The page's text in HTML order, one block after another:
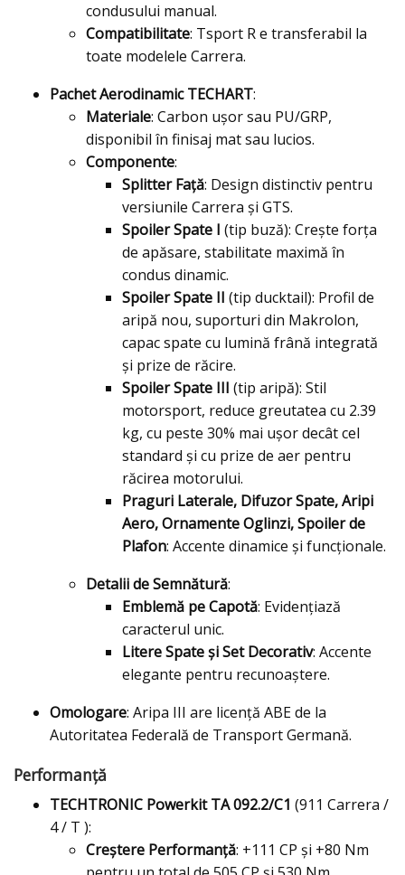
condusului manual.
Compatibilitate: Tsport R e transferabil la
toate modelele Carrera.
Pachet Aerodinamic TECHART:
Materiale: Carbon ușor sau PU/GRP,
disponibil în finisaj mat sau lucios.
Componente:
Splitter Față: Design distinctiv pentru
versiunile Carrera și GTS.
Spoiler Spate I (tip buză): Crește forța
de apăsare, stabilitate maximă în
condus dinamic.
Spoiler Spate II (tip ducktail): Profil de
aripă nou, suporturi din Makrolon,
capac spate cu lumină frână integrată
și prize de răcire.
Spoiler Spate III (tip aripă): Stil
motorsport, reduce greutatea cu 2.39
kg, cu peste 30% mai ușor decât cel
standard și cu prize de aer pentru
răcirea motorului.
Praguri Laterale, Difuzor Spate, Aripi
Aero, Ornamente Oglinzi, Spoiler de
Plafon: Accente dinamice și funcționale.
Detalii de Semnătură:
Emblemă pe Capotă: Evidențiază
caracterul unic.
Litere Spate și Set Decorativ: Accente
elegante pentru recunoaștere.
Omologare: Aripa III are licență ABE de la
Autoritatea Federală de Transport Germană.
Performanță
TECHTRONIC Powerkit TA 092.2/C1 (911 Carrera /
4 / T ):
Creștere Performanță: +111 CP și +80 Nm